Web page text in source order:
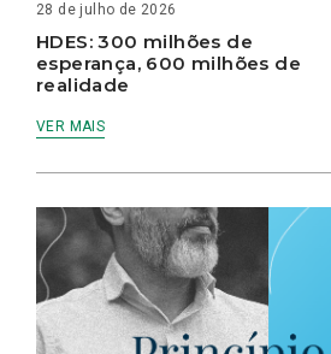
28 de julho de 2026
HDES: 300 milhões de
esperança, 600 milhões de
realidade
VER MAIS